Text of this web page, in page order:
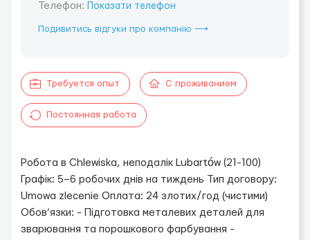
Телефон: Показати телефон
Подивитись відгуки про компанію ⟶
Требуется опыт С проживанием
Постоянная работа
Робота в Chlewiska, неподалік Lubartów (21-100)
Графік: 5–6 робочих днів на тиждень Тип договору:
Umowa zlecenie Оплата: 24 злотих/год (чистими)
Обов’язки: - Підготовка металевих деталей для
зварювання та порошкового фарбування -